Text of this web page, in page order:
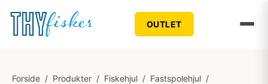
OUTLET
Forside / Produkter / Fiskehjul / Fastspolehjul /